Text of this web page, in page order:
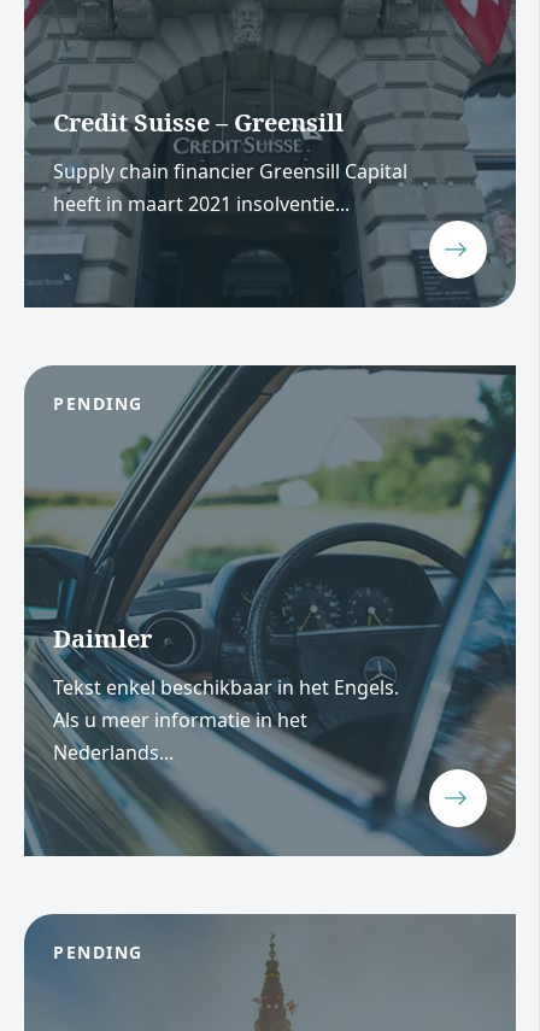
Credit Suisse – Greensill
Supply chain financier Greensill Capital
heeft in maart 2021 insolventie...
PENDING
Daimler
Tekst enkel beschikbaar in het Engels.
Als u meer informatie in het
Nederlands...
PENDING